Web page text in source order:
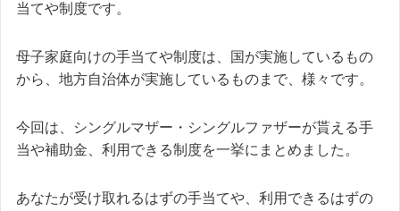
当てや制度です。
母子家庭向けの手当てや制度は、国が実施しているもの
から、地方自治体が実施しているものまで、様々です。
今回は、シングルマザー・シングルファザーが貰える手
当や補助金、利用できる制度を一挙にまとめました。
あなたが受け取れるはずの手当てや、利用できるはずの